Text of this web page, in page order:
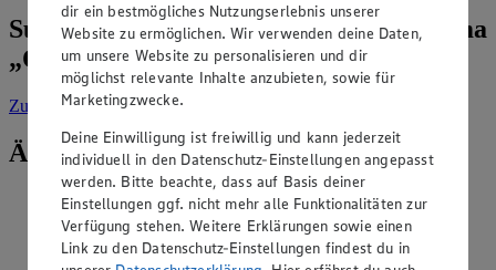
Suche weitere Tipps & Tricks zum Thema
„Obst & Gemüse“
Zur Suchevorgefiltert nach Kategorie: Obst & Gemüse
Ähnliche Inhalte
Muss man Kohlrabi schälen?
Kategorie:Obst & Gemüse
dir ein bestmögliches Nutzungserlebnis unserer
Website zu ermöglichen. Wir verwenden deine Daten,
um unsere Website zu personalisieren und dir
möglichst relevante Inhalte anzubieten, sowie für
Marketingzwecke.
Deine Einwilligung ist freiwillig und kann jederzeit
individuell in den Datenschutz-Einstellungen angepasst
werden. Bitte beachte, dass auf Basis deiner
Einstellungen ggf. nicht mehr alle Funktionalitäten zur
Verfügung stehen. Weitere Erklärungen sowie einen
Link zu den Datenschutz-Einstellungen findest du in